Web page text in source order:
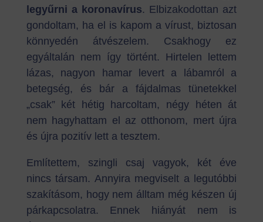
legyűrni a koronavírus. Elbizakodottan azt
gondoltam, ha el is kapom a vírust, biztosan
könnyedén átvészelem. Csakhogy ez
egyáltalán nem így történt. Hirtelen lettem
lázas, nagyon hamar levert a lábamról a
betegség, és bár a fájdalmas tünetekkel
„csak” két hétig harcoltam, négy héten át
nem hagyhattam el az otthonom, mert újra
és újra pozitív lett a tesztem.
Említettem, szingli csaj vagyok, két éve
nincs társam. Annyira megviselt a legutóbbi
szakításom, hogy nem álltam még készen új
párkapcsolatra. Ennek hiányát nem is